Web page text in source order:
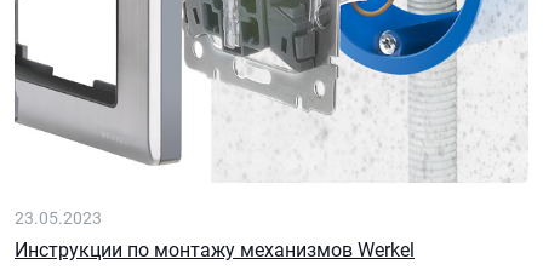
23.05.2023
Инструкции по монтажу механизмов Werkel